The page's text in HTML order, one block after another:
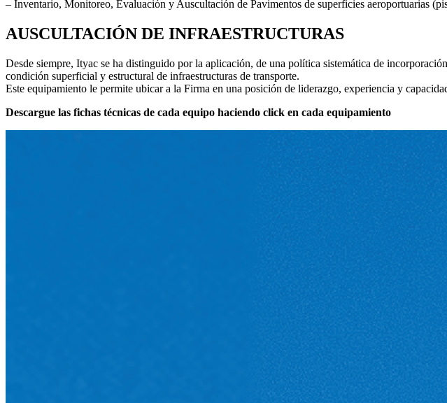
– Inventario, Monitoreo, Evaluación y Auscultación de Pavimentos de superficies aeroportuarias
AUSCULTACIÓN DE INFRAESTRUCTURAS
Desde siempre, Ityac se ha distinguido por la aplicación, de una política sistemática de
condición superficial y estructural de infraestructuras de transporte.
Este equipamiento le permite ubicar a la Firma en una posición de liderazgo, experiencia y
Descargue las fichas técnicas de cada equipo haciendo click en cada equipamiento